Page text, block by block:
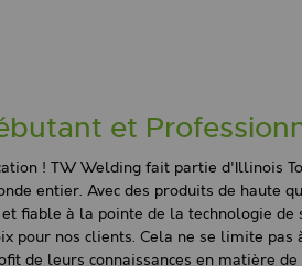
et
! TW Welding fait partie d'Illinois
entier. Avec des produits de haute
à la pointe de la technologie de
nos clients. Cela ne se limite
leurs connaissances en matière